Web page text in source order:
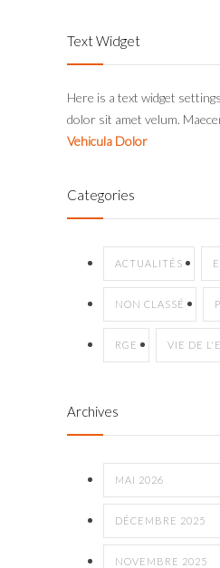
Text Widget
Here is a text widget
dolor sit amet velum.
Vehicula Dolor
Categories
ACTUALITÉS
NON CLASSÉ
RGE VIE DE
Archives
MAI 2026
DÉCEMBRE 2025
NOVEMBRE 2025